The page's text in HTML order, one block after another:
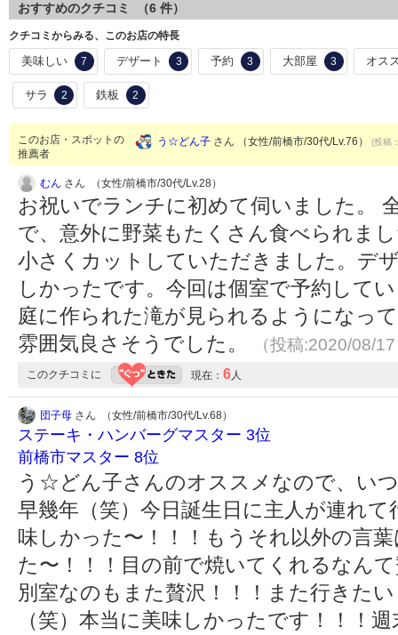
おすすめのクチコミ （6 件）
クチコミからみる、このお店の特長
美味しい 7 デザート 3 予約 3 大部屋 3 オス
サラ 2 鉄板 2
このお店・スポットの
推薦者
う☆どん子 さん （女性/前橋市/30代/Lv.76） (投稿
むん さん （女性/前橋市/30代/Lv.28）
お祝いでランチに初めて伺いました。
で、意外に野菜もたくさん食べられま
小さくカットしていただきました。デ
しかったです。今回は個室で予約して
庭に作られた滝が見られるようになっ
雰囲気良さそうでした。
（投稿:2020/08/
このクチコミに 現在： 6人
団子母 さん （女性/前橋市/30代/Lv.68）
ステーキ・ハンバーグマスター 3位
前橋市マスター 8位
う☆どん子さんのオススメなので、い
早幾年（笑）今日誕生日に主人が連れ
味しかった〜！！！もうそれ以外の言
た〜！！！目の前で焼いてくれるなん
別室なのもまた贅沢！！！また行きた
（笑）本当に美味しかったです！！！